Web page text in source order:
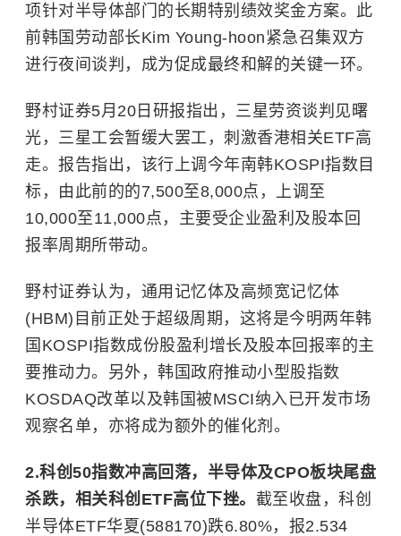
项针对半导体部门的长期特别绩效奖金方案。此
前韩国劳动部长Kim Young-hoon紧急召集双方
进行夜间谈判，成为促成最终和解的关键一环。
野村证券5月20日研报指出，三星劳资谈判见曙
光，三星工会暂缓大罢工，刺激香港相关ETF高
走。报告指出，该行上调今年南韩KOSPI指数目
标，由此前的的7,500至8,000点，上调至
10,000至11,000点，主要受企业盈利及股本回
报率周期所带动。
野村证券认为，通用记忆体及高频宽记忆体
(HBM)目前正处于超级周期，这将是今明两年韩
国KOSPI指数成份股盈利增长及股本回报率的主
要推动力。另外，韩国政府推动小型股指数
KOSDAQ改革以及韩国被MSCI纳入已开发市场
观察名单，亦将成为额外的催化剂。
2.科创50指数冲高回落，半导体及CPO板块尾盘
杀跌，相关科创ETF高位下挫。 截至收盘，科创
半导体ETF华夏(588170)跌6.80%，报2.534